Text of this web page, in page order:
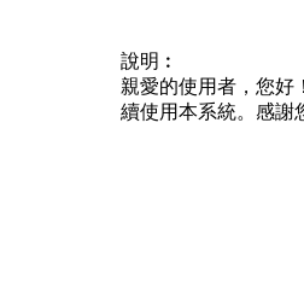
說明︰
親愛的使用者，您好
續使用本系統。感謝